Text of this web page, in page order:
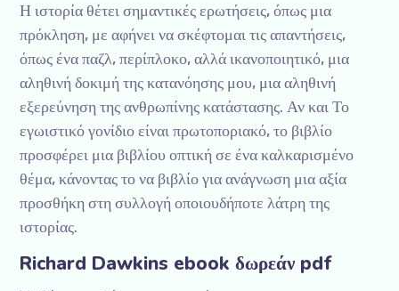
Η ιστορία θέτει σημαντικές ερωτήσεις, όπως μια
πρόκληση, με αφήνει να σκέφτομαι τις απαντήσεις,
όπως ένα παζλ, περίπλοκο, αλλά ικανοποιητικό, μια
αληθινή δοκιμή της κατανόησης μου, μια αληθινή
εξερεύνηση της ανθρωπίνης κατάστασης. Αν και Το
εγωιστικό γονίδιο είναι πρωτοποριακό, το βιβλίο
προσφέρει μια βιβλίου οπτική σε ένα καλκαρισμένο
θέμα, κάνοντας το να βιβλίο για ανάγνωση μια αξία
προσθήκη στη συλλογή οποιουδήποτε λάτρη της
ιστορίας.
Richard Dawkins ebook δωρεάν pdf